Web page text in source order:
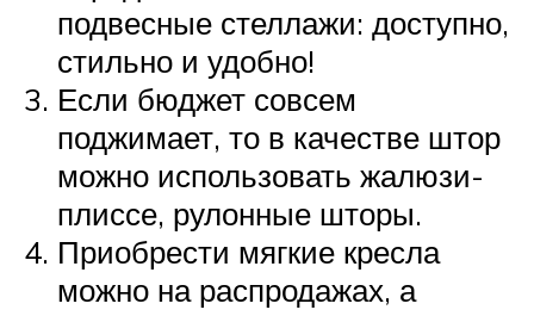
подвесные стеллажи: доступно,
стильно и удобно!
Если бюджет совсем
поджимает, то в качестве штор
можно использовать жалюзи-
плиссе, рулонные шторы.
Приобрести мягкие кресла
можно на распродажах, а